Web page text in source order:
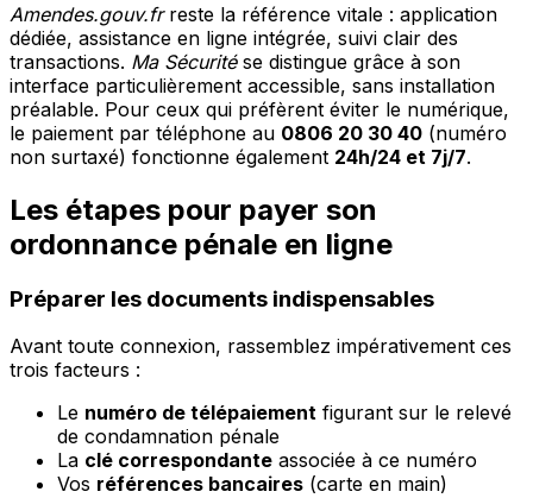
Amendes.gouv.frreste la référence vitale : application
dédiée, assistance en ligne intégrée, suivi clair des
transactions. Ma Sécuritése distingue grâce à son
interface particulièrement accessible, sans installation
préalable. Pour ceux qui préfèrent éviter le numérique,
le paiement par téléphone au 0806 20 30 40 (numéro
non surtaxé) fonctionne également 24h/24 et 7j/7.
Les étapes pour payer son
ordonnance pénale en ligne
Préparer les documents indispensables
Avant toute connexion, rassemblez impérativement ces
trois facteurs :
Le numéro de télépaiement figurant sur le relevé
de condamnation pénale
La clé correspondante associée à ce numéro
Vos références bancaires (carte en main)